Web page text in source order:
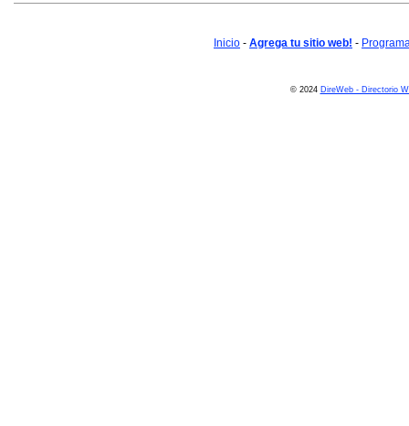
Inicio - Agrega tu sitio web! -
© 2024 DireWeb - Directorio